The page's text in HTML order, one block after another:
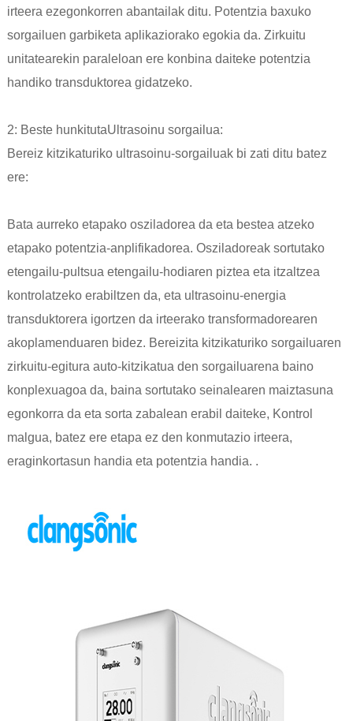
irteera ezegonkorren abantailak ditu. Potentzia baxuko
sorgailuen garbiketa aplikaziorako egokia da. Zirkuitu
unitatearekin paraleloan ere konbina daiteke potentzia
handiko transduktorea gidatzeko.
2: Beste hunkitutaUltrasoinu sorgailua:
Bereiz kitzikaturiko ultrasoinu-sorgailuak bi zati ditu batez
ere:
Bata aurreko etapako osziladorea da eta bestea atzeko
etapako potentzia-anplifikadorea. Osziladoreak sortutako
etengailu-pultsua etengailu-hodiaren piztea eta itzaltzea
kontrolatzeko erabiltzen da, eta ultrasoinu-energia
transduktorera igortzen da irteerako transformadorearen
akoplamenduaren bidez. Bereizita kitzikaturiko sorgailuaren
zirkuitu-egitura auto-kitzikatua den sorgailuarena baino
konplexuagoa da, baina sortutako seinalearen maiztasuna
egonkorra da eta sorta zabalean erabil daiteke, Kontrol
malgua, batez ere etapa ez den konmutazio irteera,
eraginkortasun handia eta potentzia handia. .